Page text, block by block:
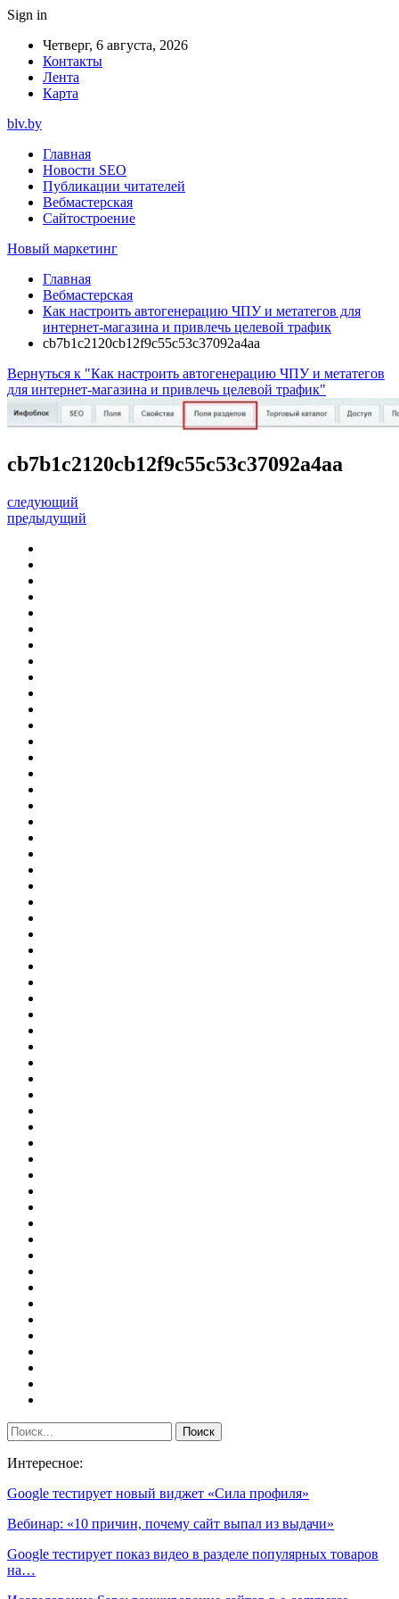
Sign in
Четверг, 6 августа, 2026
Контакты
Лента
Карта
blv.by
Главная
Новости SEO
Публикации читателей
Вебмастерская
Сайтостроение
Новый маркетинг
Главная
Вебмастерская
Как настроить автогенерацию ЧПУ и метатегов для
интернет-магазина и привлечь целевой трафик
cb7b1c2120cb12f9c55c53c37092a4aa
Вернуться к "Как настроить автогенерацию ЧПУ и метатегов
для интернет-магазина и привлечь целевой трафик"
cb7b1c2120cb12f9c55c53c37092a4aa
следующий
предыдущий
Интересное:
Google тестирует новый виджет «Сила профиля»
Вебинар: «10 причин, почему сайт выпал из выдачи»
Google тестирует показ видео в разделе популярных товаров
на…